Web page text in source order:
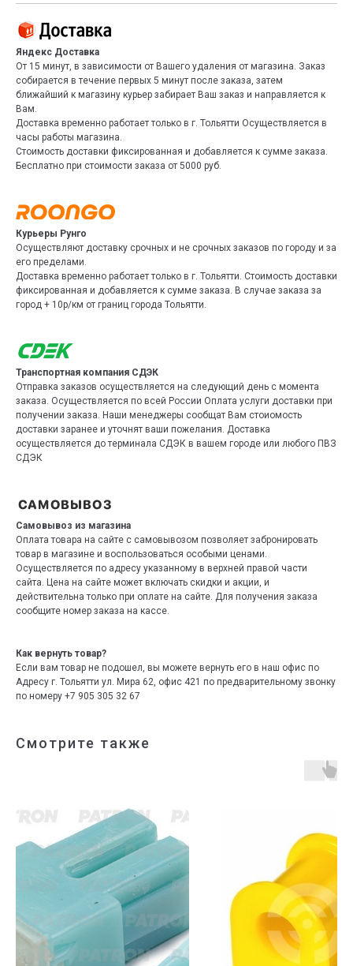
Яндекс Доставка
От 15 минут, в зависимости от Вашего удаления от магазина. Заказ
собирается в течение первых 5 минут после заказа, затем
ближайший к магазину курьер забирает Ваш заказ и направляется к
Вам.
Доставка временно работает только в г. Тольятти Осуществляется в
часы работы магазина.
Стоимость доставки фиксированная и добавляется к сумме заказа.
Бесплатно при стоимости заказа от 5000 руб.
Курьеры Рунго
Осуществляют доставку срочных и не срочных заказов по городу и за
его пределами.
Доставка временно работает только в г. Тольятти. Стоимость доставки
фиксированная и добавляется к сумме заказа. В случае заказа за
город + 10р/км от границ города Тольятти.
Транспортная компания СДЭК
Отправка заказов осуществляется на следующий день с момента
заказа. Осуществляется по всей России Оплата услуги доставки при
получении заказа. Наши менеджеры сообщат Вам стоиомость
доставки заранее и уточнят ваши пожелания. Доставка
осуществляется до терминала СДЭК в вашем городе или любого ПВЗ
СДЭК
Самовывоз из магазина
Оплата товара на сайте с самовывозом позволяет забронировать
товар в магазине и воспользоваться особыми ценами.
Осуществляется по адресу указанному в верхней правой части
сайта. Цена на сайте может включать скидки и акции, и
действительна только при оплате на сайте. Для получения заказа
сообщите номер заказа на кассе.
Как вернуть товар?
Если вам товар не подошел, вы можете вернуть его в наш офис по
Адресу г. Тольятти ул. Мира 62, офис 421 по предварительному звонку
по номеру +7 905 305 32 67
Смотрите также